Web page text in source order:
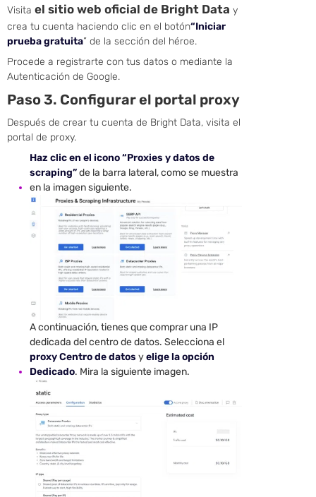
Visita el sitio web oficial de Bright Data y
crea tu cuenta haciendo clic en el botón“Iniciar
prueba gratuita” de la sección del héroe.
Procede a registrarte con tus datos o mediante la
Autenticación de Google.
Paso 3. Configurar el portal proxy
Después de crear tu cuenta de Bright Data, visita el
portal de proxy.
Haz clic en el icono “Proxies y datos de
scraping”de la barra lateral, como se muestra
en la imagen siguiente.
A continuación, tienes que comprar una IP
dedicada del centro de datos. Selecciona el
proxy Centro de datos yelige la opción
Dedicado. Mira la siguiente imagen.